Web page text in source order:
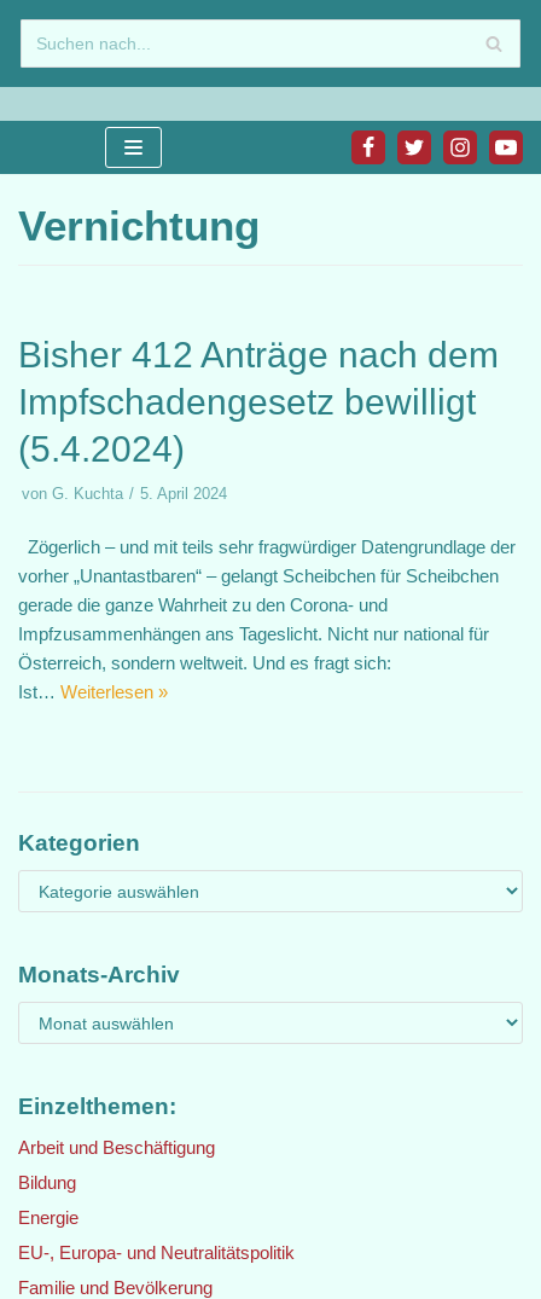
Zum
Inhalt
springen
Vernichtung
Bisher 412 Anträge nach dem
Impfschadengesetz bewilligt
(5.4.2024)
von G. Kuchta 5. April 2024
Zögerlich – und mit teils sehr fragwürdiger Datengrundlage der
vorher „Unantastbaren“ – gelangt Scheibchen für Scheibchen
gerade die ganze Wahrheit zu den Corona- und
Impfzusammenhängen ans Tageslicht. Nicht nur national für
Österreich, sondern weltweit. Und es fragt sich:
Ist… Weiterlesen »
Kategorien
Monats-Archiv
Einzelthemen:
Arbeit und Beschäftigung
Bildung
Energie
EU-, Europa- und Neutralitätspolitik
Familie und Bevölkerung